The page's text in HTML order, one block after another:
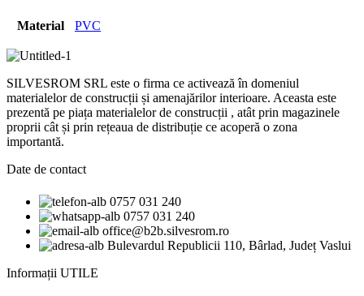
Material PVC
SILVESROM SRL este o firma ce activează în domeniul
materialelor de construcții și amenajărilor interioare. Aceasta este
prezentă pe piața materialelor de construcții , atât prin magazinele
proprii cât și prin rețeaua de distribuție ce acoperă o zona
importantă.
Date de contact
0757 031 240
0757 031 240
office@b2b.silvesrom.ro
Bulevardul Republicii 110, Bârlad, Județ Vaslui
Informații UTILE